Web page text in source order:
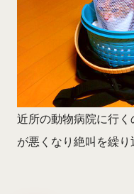
近所の動物病院に行
が悪くなり絶叫を繰り